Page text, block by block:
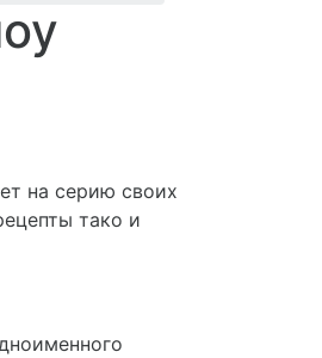
на серию своих
тако и